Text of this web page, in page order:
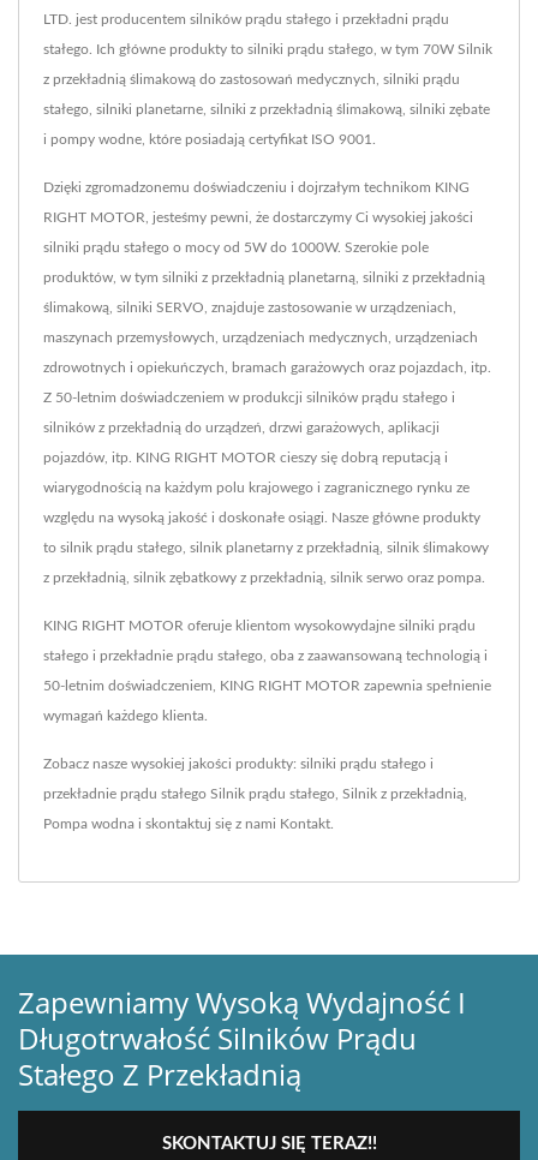
LTD. jest producentem silników prądu stałego i przekładni prądu
stałego. Ich główne produkty to silniki prądu stałego, w tym 70W Silnik
z przekładnią ślimakową do zastosowań medycznych, silniki prądu
stałego, silniki planetarne, silniki z przekładnią ślimakową, silniki zębate
i pompy wodne, które posiadają certyfikat ISO 9001.
Dzięki zgromadzonemu doświadczeniu i dojrzałym technikom KING
RIGHT MOTOR, jesteśmy pewni, że dostarczymy Ci wysokiej jakości
silniki prądu stałego o mocy od 5W do 1000W. Szerokie pole
produktów, w tym silniki z przekładnią planetarną, silniki z przekładnią
ślimakową, silniki SERVO, znajduje zastosowanie w urządzeniach,
maszynach przemysłowych, urządzeniach medycznych, urządzeniach
zdrowotnych i opiekuńczych, bramach garażowych oraz pojazdach, itp.
Z 50-letnim doświadczeniem w produkcji silników prądu stałego i
silników z przekładnią do urządzeń, drzwi garażowych, aplikacji
pojazdów, itp. KING RIGHT MOTOR cieszy się dobrą reputacją i
wiarygodnością na każdym polu krajowego i zagranicznego rynku ze
względu na wysoką jakość i doskonałe osiągi. Nasze główne produkty
to silnik prądu stałego, silnik planetarny z przekładnią, silnik ślimakowy
z przekładnią, silnik zębatkowy z przekładnią, silnik serwo oraz pompa.
KING RIGHT MOTOR oferuje klientom wysokowydajne silniki prądu
stałego i przekładnie prądu stałego, oba z zaawansowaną technologią i
50-letnim doświadczeniem, KING RIGHT MOTOR zapewnia spełnienie
wymagań każdego klienta.
Zobacz nasze wysokiej jakości produkty: silniki prądu stałego i
przekładnie prądu stałego Silnik prądu stałego Silnik z przekładnią
Pompa wodna i skontaktuj się z nami Kontakt
Zapewniamy Wysoką Wydajność I
Długotrwałość Silników Prądu
Stałego Z Przekładnią
SKONTAKTUJ SIĘ TERAZ!!